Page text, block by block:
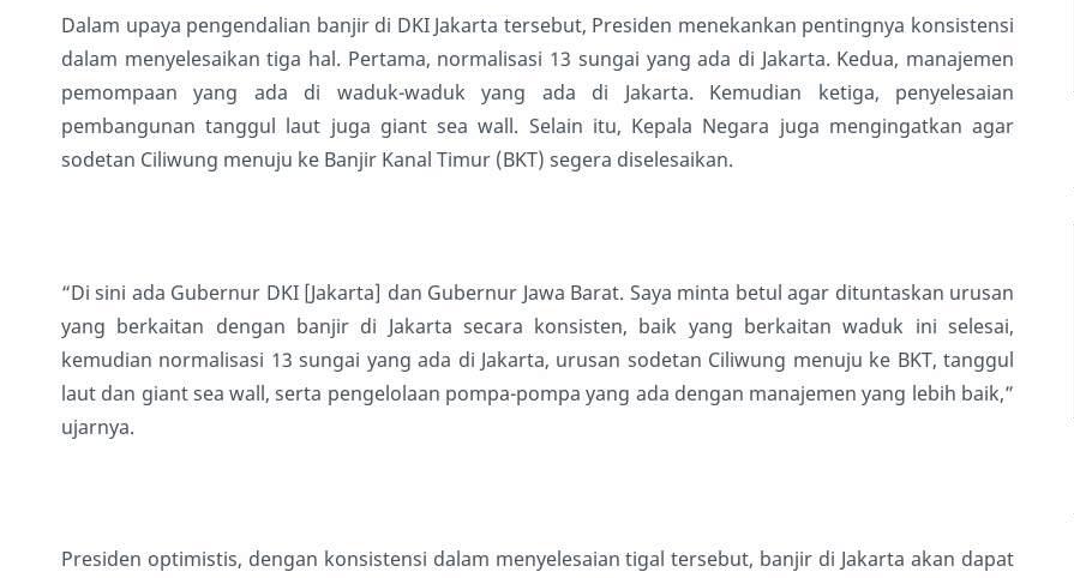
Dalam upaya pengendalian banjir di DKI Jakarta tersebut, Presiden menekankan pentingnya konsistensi
dalam menyelesaikan tiga hal. Pertama, normalisasi 13 sungai yang ada di Jakarta. Kedua, manajemen
pemompaan yang ada di waduk-waduk yang ada di Jakarta. Kemudian ketiga, penyelesaian
pembangunan tanggul laut juga giant sea wall. Selain itu, Kepala Negara juga mengingatkan agar
sodetan Ciliwung menuju ke Banjir Kanal Timur (BKT) segera diselesaikan.
“Di sini ada Gubernur DKI [Jakarta] dan Gubernur Jawa Barat. Saya minta betul agar dituntaskan urusan
yang berkaitan dengan banjir di Jakarta secara konsisten, baik yang berkaitan waduk ini selesai,
kemudian normalisasi 13 sungai yang ada di Jakarta, urusan sodetan Ciliwung menuju ke BKT, tanggul
laut dan giant sea wall, serta pengelolaan pompa-pompa yang ada dengan manajemen yang lebih baik,”
ujarnya.
Presiden optimistis, dengan konsistensi dalam menyelesaian tigal tersebut, banjir di Jakarta akan dapat